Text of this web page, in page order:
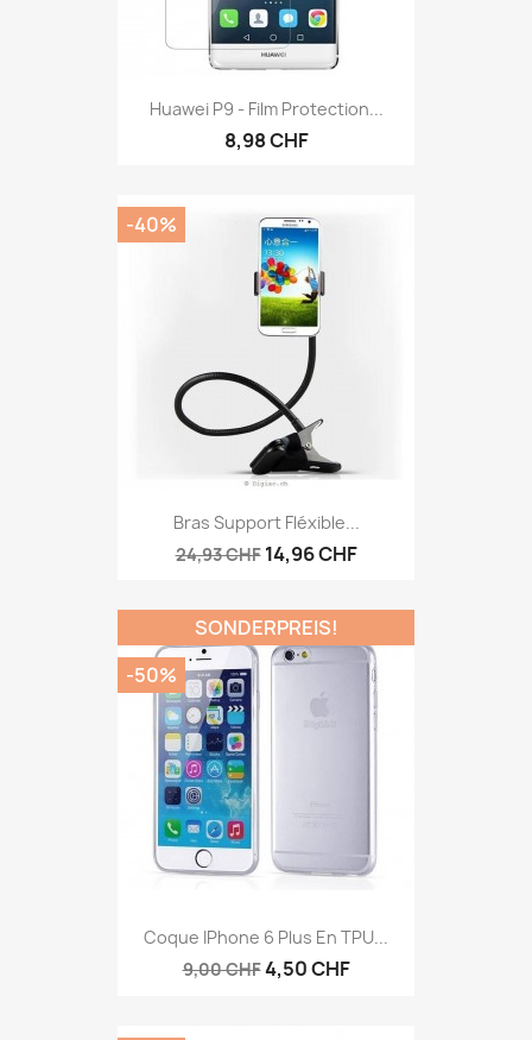
Huawei P9 - Film Protection...
8,98 CHF
Bras Support Fléxible...
24,93 CHF 14,96 CHF
-40%
Coque IPhone 6 Plus En TPU...
9,00 CHF4,50 CHF
SONDERPREIS!
-50%